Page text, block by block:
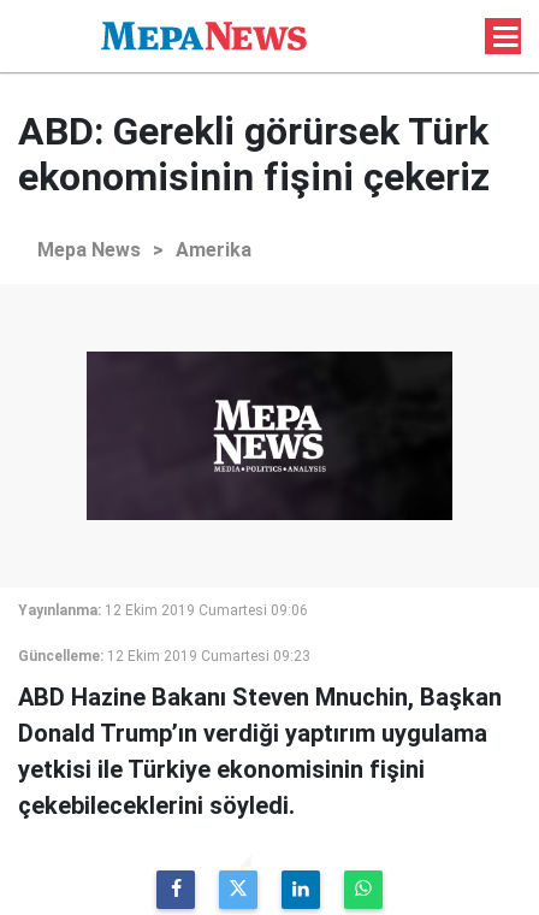
ABD: Gerekli görürsek Türk
ekonomisinin fişini çekeriz
Mepa News > Amerika
Yayınlanma: 12 Ekim 2019 Cumartesi 09:06
Güncelleme: 12 Ekim 2019 Cumartesi 09:23
ABD Hazine Bakanı Steven Mnuchin, Başkan
Donald Trump’ın verdiği yaptırım uygulama
yetkisi ile Türkiye ekonomisinin fişini
çekebileceklerini söyledi.